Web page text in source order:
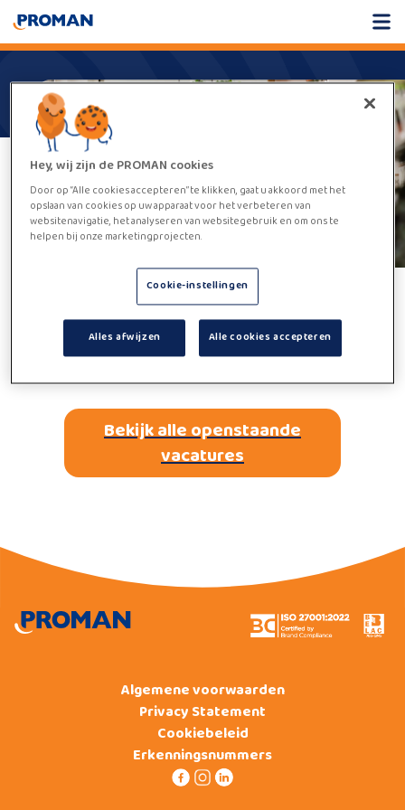
Helaas,
deze vacature kan niet
Bekijk alle openstaande
vacatures
Algemene voorwaarden
Privacy Statement
Cookiebeleid
Erkenningsnummers
Hey, wij zijn de PROMAN cookies
Door op “Alle cookies accepteren” te klikken, gaat u akkoord met het
opslaan van cookies op uw apparaat voor het verbeteren van
websitenavigatie, het analyseren van websitegebruik en om ons te
helpen bij onze marketingprojecten.
Cookie-instellingen
Alles afwijzen Alle cookies accepteren